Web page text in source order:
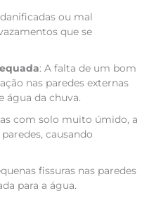
ou mal
que se
: A falta de um bom
nas paredes externas
água da chuva.
com solo muito úmido, a
causando
fissuras nas paredes
para a água.